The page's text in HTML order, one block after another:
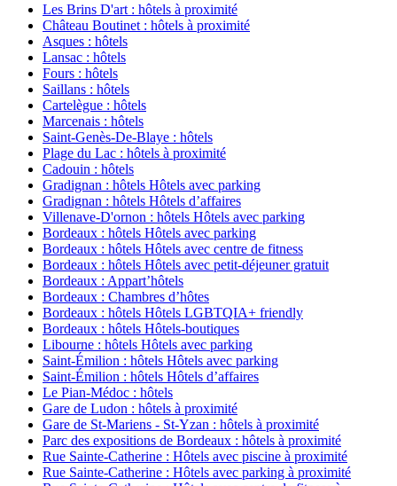
Les Brins D'art : hôtels à proximité
Château Boutinet : hôtels à proximité
Asques : hôtels
Lansac : hôtels
Fours : hôtels
Saillans : hôtels
Cartelègue : hôtels
Marcenais : hôtels
Saint-Genès-De-Blaye : hôtels
Plage du Lac : hôtels à proximité
Cadouin : hôtels
Gradignan : hôtels Hôtels avec parking
Gradignan : hôtels Hôtels d’affaires
Villenave-D'ornon : hôtels Hôtels avec parking
Bordeaux : hôtels Hôtels avec parking
Bordeaux : hôtels Hôtels avec centre de fitness
Bordeaux : hôtels Hôtels avec petit-déjeuner gratuit
Bordeaux : Appart’hôtels
Bordeaux : Chambres d’hôtes
Bordeaux : hôtels Hôtels LGBTQIA+ friendly
Bordeaux : hôtels Hôtels-boutiques
Libourne : hôtels Hôtels avec parking
Saint-Émilion : hôtels Hôtels avec parking
Saint-Émilion : hôtels Hôtels d’affaires
Le Pian-Médoc : hôtels
Gare de Ludon : hôtels à proximité
Gare de St-Mariens - St-Yzan : hôtels à proximité
Parc des expositions de Bordeaux : hôtels à proximité
Rue Sainte-Catherine : Hôtels avec piscine à proximité
Rue Sainte-Catherine : Hôtels avec parking à proximité